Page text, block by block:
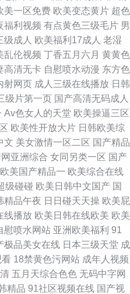
美一区免费 欧美变态黄片 超色
福利视频 有点黄色三级毛片 男
级成人 欧美福利17成人 老湿
乱伦视频 丁香五月六月 黄黄色
高清无卡 自慰喷水动漫 东方色
射网页 成人三级在线播放 日韩
级片第一页 国产高清无码成人
Av色女人的天堂 欧美操逼三区
欧美性开放大片 日韩欧美综
文 美女激情一区二区 国产精品
亚洲综合 女同另类一区 国产
欧美国产精品一 欧美综合在线
级碰碰 欧美日韩中文国产 国
精品午夜 日日碰天天操 欧美屁
线播放 欧美日韩在线欧美 欧美
慰喷水网站 亚洲欧美福利 91
极品美女在线 日本三级天堂 成
看 18禁黄色污网站 成年人视频
五月天综合色色 无码中字网
精品 91社区视频在线 国产视